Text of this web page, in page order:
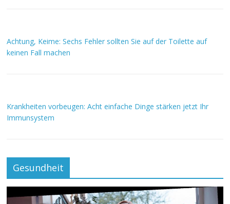
Achtung, Keime: Sechs Fehler sollten Sie auf der Toilette auf
keinen Fall machen
Krankheiten vorbeugen: Acht einfache Dinge stärken jetzt Ihr
Immunsystem
Gesundheit